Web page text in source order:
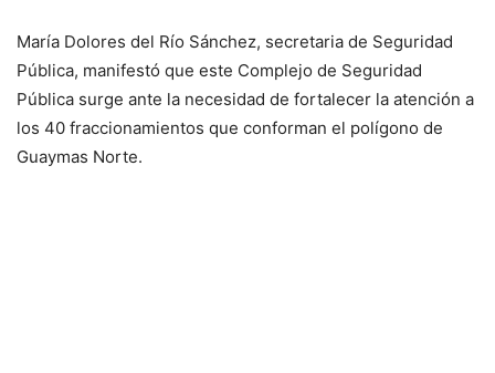
María Dolores del Río Sánchez, secretaria de Seguridad
Pública, manifestó que este Complejo de Seguridad
Pública surge ante la necesidad de fortalecer la atención a
los 40 fraccionamientos que conforman el polígono de
Guaymas Norte.